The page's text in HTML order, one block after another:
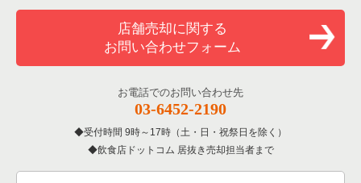
店舗売却に関する
お問い合わせフォーム
お電話でのお問い合わせ先
03-6452-2190
受付時間 9時～17時（土・日・祝祭日を除く）
飲食店ドットコム 居抜き売却担当者まで